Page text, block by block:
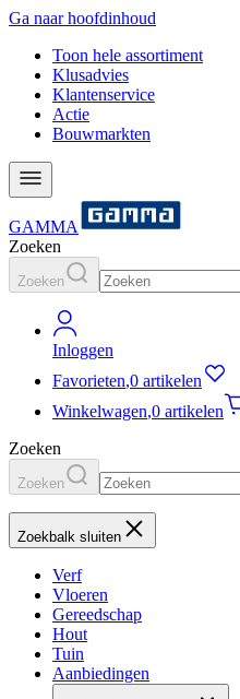
Ga naar hoofdinhoud
Toon hele assortiment
Klusadvies
Klantenservice
Actie
Bouwmarkten
GAMMA
Zoeken
Zoeken
Inloggen
Favorieten,0 artikelen
Winkelwagen,0 artikelen
Zoeken
Zoeken
Zoekbalk sluiten
Verf
Vloeren
Gereedschap
Hout
Tuin
Aanbiedingen